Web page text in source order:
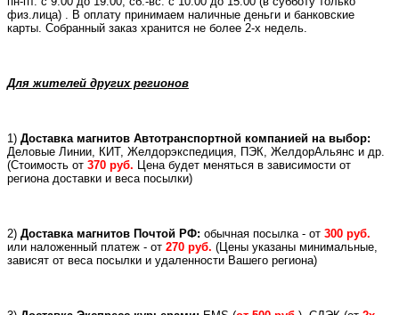
физ.лица) . В оплату принимаем наличные деньги и банковские
карты. Собранный заказ хранится не более 2-х недель.
Для жителей других регионов
1) Доставка магнитов Автотранспортной компанией на выбор:
Деловые Линии, КИТ, Желдорэкспедиция, ПЭК, ЖелдорАльянс и др.
(Стоимость от 370 руб. Цена будет меняться в зависимости от
региона доставки и веса посылки)
2) Доставка магнитов Почтой РФ: обычная посылка - от 300 руб.
или наложенный платеж - от 270 руб. (Цены указаны минимальные,
зависят от веса посылки и удаленности Вашего региона)